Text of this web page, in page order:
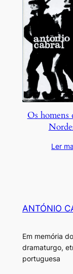
Os homens
Ler
ANTÓNIO
Em memória
dramaturgo,
portuguesa